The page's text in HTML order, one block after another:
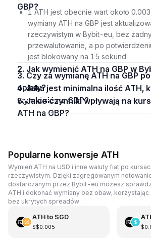
GBP?
1 ATH jest obecnie wart około 0.003
wymiany ATH na GBP jest
rzeczywistym w Bybit-eu, bez
przewalutowanie, a po
jest blokowany na 15 sekund.
2. Jak wymienić ATH na GBP w
3. Czy za wymianę ATH na GBP pobierane są
opłaty?
4. Jaka jest minimalna ilość ATH, którą mogę
wymienić na GBP?
5. Jakie czynniki wpływają na kurs wymiany
ATH na GBP?
Popularne konwersje ATH
Wymień ATH na USD i inne waluty fiat po
rzeczywistym. Dzięki zagregowanym
dostarczanym przez Bybit-eu możesz
ATH i dokonać wymiany bez obaw, korzystając
bez ukrytych spreadów.
ATHto SGD
S$0.005